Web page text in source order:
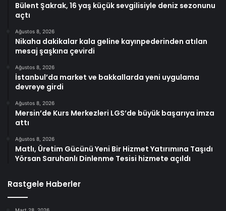
Bülent Şakrak, 16 yaş küçük sevgilisiyle deniz sezonunu
açtı
Ağustos 8, 2026
Nikaha dakikalar kala geline kayınpederinden atılan
mesaj şaşkına çevirdi
Ağustos 8, 2026
İstanbul’da market ve bakkallarda yeni uygulama
devreye girdi
Ağustos 8, 2026
Mersin’de Kurs Merkezleri LGS’de büyük başarıya imza
attı
Ağustos 8, 2026
Matlı, Üretim Gücünü Yeni Bir Hizmet Yatırımına Taşıdı
Yörsan Saruhanlı Dinlenme Tesisi hizmete açıldı
Rastgele Haberler